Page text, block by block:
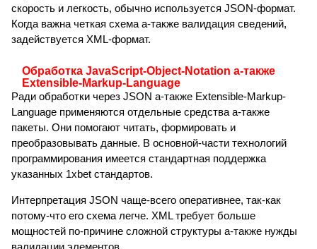
скорость и легкость, обычно используется JSON-формат.
Когда важна четкая схема а-также валидация сведений,
задействуется XML-формат.
Обработка JavaScript-Object-Notation а-также
Extensible-Markup-Language
Ради обработки через JSON а-также Extensible-Markup-
Language применяются отдельные средства а-также
пакеты. Они помогают читать, формировать и
преобразовывать данные. В основной-части технологий
программирования имеется стандартная поддержка
указанных 1xbet стандартов.
Интерпретация JSON чаще-всего оперативнее, так-как
потому-что его схема легче. XML требует больше
мощностей по-причине сложной структуры а-также нужды